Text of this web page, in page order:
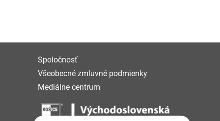
Spoločnosť
Všeobecné zmluvné podmienky
Mediálne centrum